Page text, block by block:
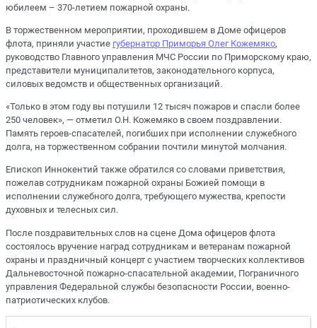
юбилеем – 370-летием пожарной охраны.
В торжественном мероприятии, проходившем в Доме офицеров
флота, приняли участие губернатор Приморья Олег Кожемяко,
руководство Главного управления МЧС России по Приморскому краю,
представители муниципалитетов, законодательного корпуса,
силовых ведомств и общественных организаций.
«Только в этом году вы потушили 12 тысяч пожаров и спасли более
250 человек», ― отметил О.Н. Кожемяко в своем поздравлении.
Память героев-спасателей, погибших при исполнении служебного
долга, на торжественном собрании почтили минутой молчания.
Епископ Иннокентий также обратился со словами приветствия,
пожелав сотрудникам пожарной охраны Божией помощи в
исполнении служебного долга, требующего мужества, крепости
духовных и телесных сил.
После поздравительных слов на сцене Дома офицеров флота
состоялось вручение наград сотрудникам и ветеранам пожарной
охраны и праздничный концерт c участием творческих коллективов
Дальневосточной пожарно-спасательной академии, Пограничного
управления Федеральной службы безопасности России, военно-
патриотических клубов.